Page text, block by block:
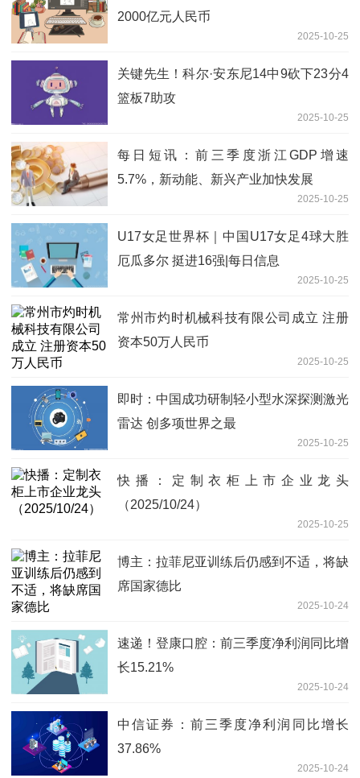
2000亿元人民币
2025-10-25
关键先生！科尔·安东尼14中9砍下23分4
篮板7助攻
2025-10-25
每日短讯：前三季度浙江GDP增速
5.7%，新动能、新兴产业加快发展
2025-10-25
U17女足世界杯｜中国U17女足4球大胜
厄瓜多尔 挺进16强|每日信息
2025-10-25
常州市灼时机械科技有限公司成立 注册
资本50万人民币
2025-10-25
即时：中国成功研制轻小型水深探测激光
雷达 创多项世界之最
2025-10-25
快播：定制衣柜上市企业龙头
（2025/10/24）
2025-10-25
博主：拉菲尼亚训练后仍感到不适，将缺
席国家德比
2025-10-24
速递！登康口腔：前三季度净利润同比增
长15.21%
2025-10-24
中信证券：前三季度净利润同比增长
37.86%
2025-10-24